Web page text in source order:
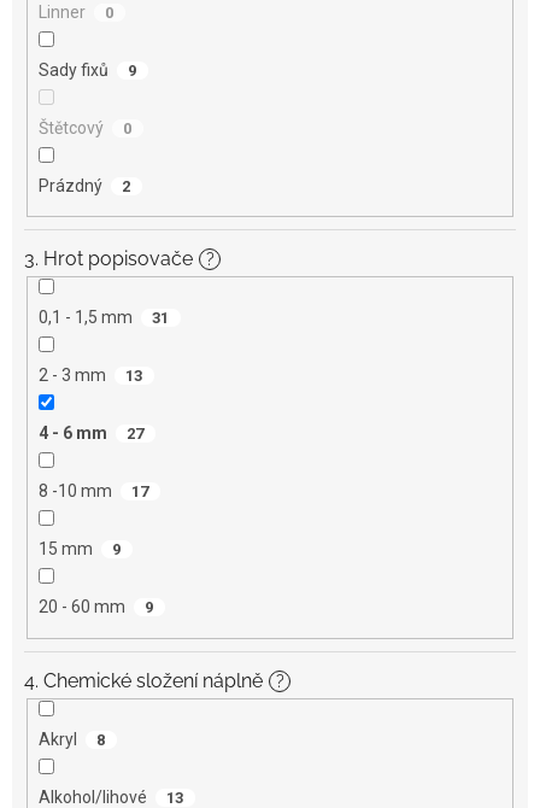
Linner 0
Sady fixů 9
Štětcový 0
Prázdný 2
3. Hrot popisovače ?
0,1 - 1,5 mm 31
2 - 3 mm 13
4 - 6 mm 27
8 -10 mm 17
15 mm 9
20 - 60 mm 9
4. Chemické složení náplně ?
Akryl 8
Alkohol/lihové 13